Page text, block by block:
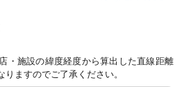
・施設の緯度経度から算出した直線距離
ますのでご了承ください。